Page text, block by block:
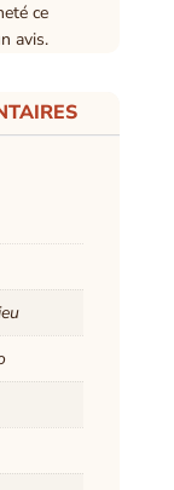
ce
avis.